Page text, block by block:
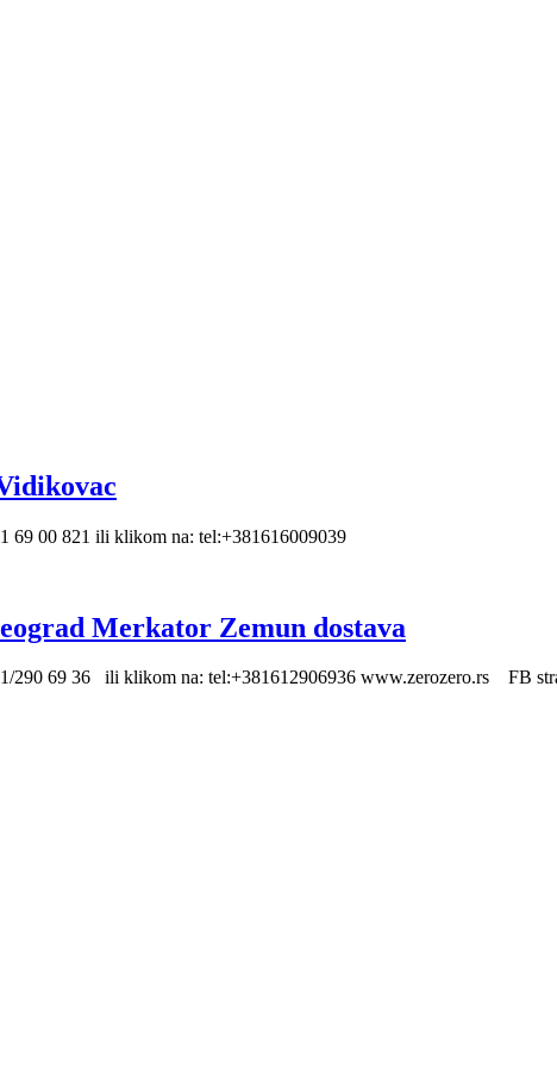
00 821 ili klikom na: tel:+381616009039
Merkator Zemun dostava
290 69 36 ili klikom na: tel:+381612906936 www.zerozero.rs